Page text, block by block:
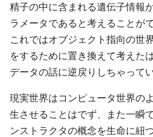
精子の中に含まれる遺伝子情報
ラメータであると考えることが
これではオブジェクト指向の世
をするために置き換えて考えた
データの話に逆戻りしちゃってい
現実世界はコンピュータ世界の
生させることはでず、また一瞬
ンストラクタの概念を生命に紐